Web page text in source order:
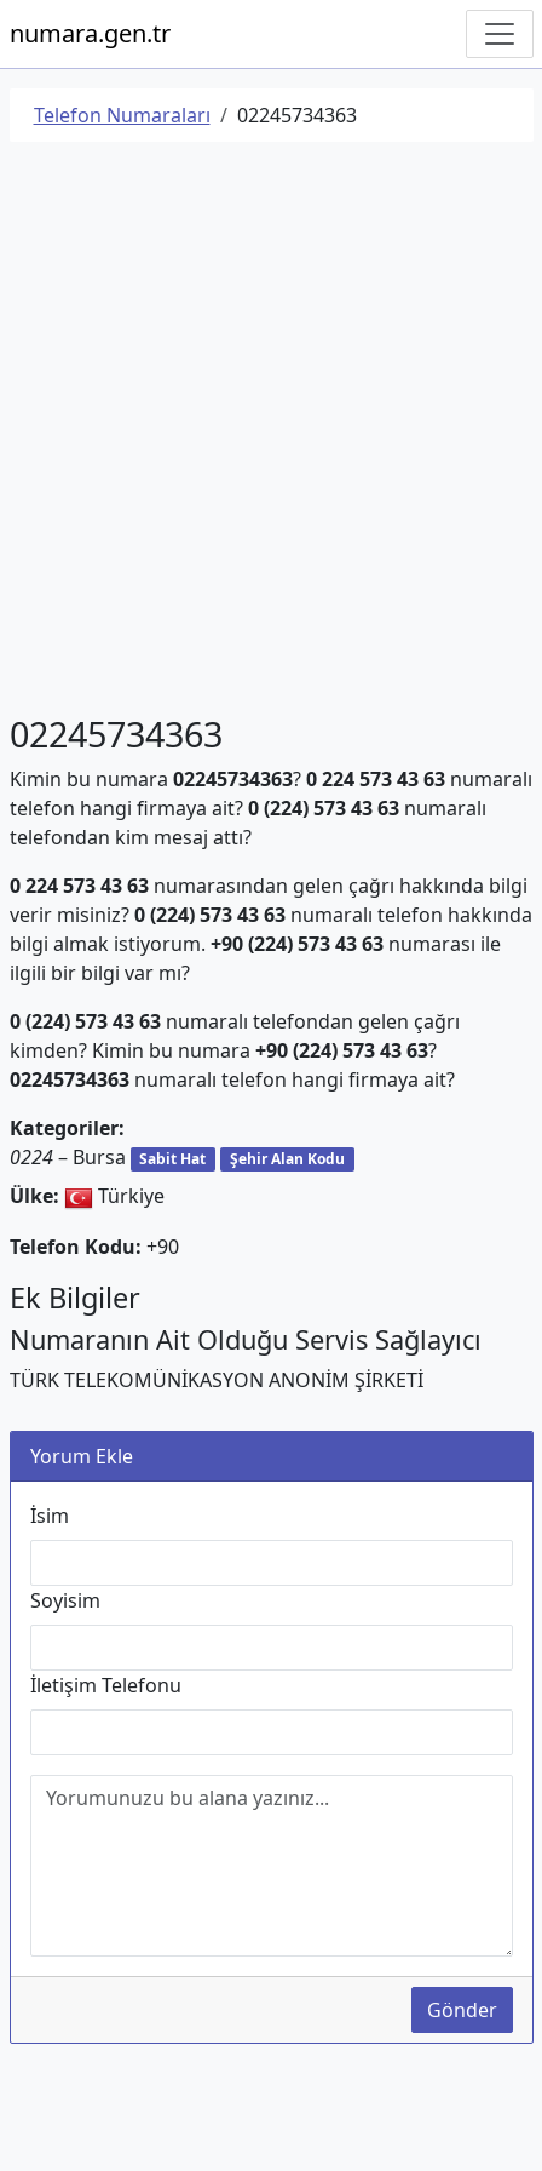
numara.gen.tr
Telefon Numaraları 02245734363
02245734363
Kimin bu numara 02245734363?0 224 573 43 63numaralı
telefon hangi firmaya ait?0 (224) 573 43 63numaralı
telefondan kim mesaj attı?
0 224 573 43 63numarasından gelen çağrı hakkında bilgi
verir misiniz?0 (224) 573 43 63numaralı telefon hakkında
bilgi almak istiyorum. +90 (224) 573 43 63numarası ile
ilgili bir bilgi var mı?
0 (224) 573 43 63numaralı telefondan gelen çağrı
kimden? Kimin bu numara +90 (224) 573 43 63?
02245734363numaralı telefon hangi firmaya ait?
Kategoriler:
0224– Bursa Sabit Hat Şehir Alan Kodu
Ülke:
Türkiye
Telefon Kodu: +90
Ek Bilgiler
Numaranın Ait Olduğu Servis Sağlayıcı
TÜRK TELEKOMÜNİKASYON ANONİM ŞİRKETİ
Yorum Ekle
İsim
Soyisim
İletişim Telefonu
Gönder